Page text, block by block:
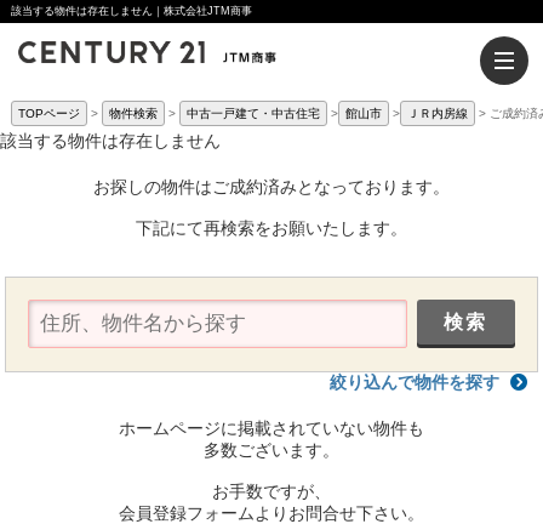
該当する物件は存在しません｜株式会社JTM商事
TOPページ 物件検索 中古一戸建て・中古住宅 館山市 ＪＲ内房線 ご成約済
該当する物件は存在しません
お探しの物件はご成約済みとなっております。
下記にて再検索をお願いたします。
絞り込んで物件を探す
ホームページに掲載されていない物件も
多数ございます。
お手数ですが、
会員登録フォームよりお問合せ下さい。